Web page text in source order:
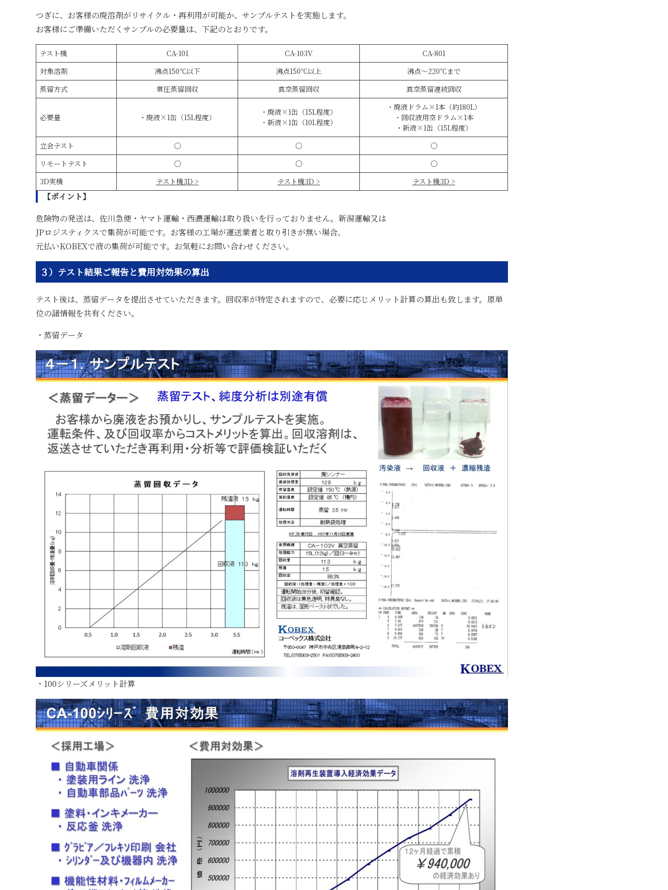
つぎに、お客様の廃溶剤がリサイクル・再利用が可能か、サンプルテストを実施します。
お客様にご準備いただくサンプルの必要量は、下記のとおりです。
テスト機 CA-101 CA-103V
CA-801
対象溶剤
沸点150℃以下 沸点150℃以上
沸点～220℃まで
蒸留方式
常圧蒸留回収 真空蒸留回収 真空蒸留連続回収
必要量 ・廃液×1缶（15L程度）
・廃液×1缶（15L程度）
・新液×1缶（10L程度）
・廃液ドラム×1本（約180L）
・回収液用空ドラム×1本
・新液×1缶（15L程度）
立会テスト
〇 〇
〇
リモートテスト
〇 〇
〇
3D実機
テスト機3D > テスト機3D > テスト機3D >
【ポイント】
危険物の発送は、佐川急便・ヤマト運輸・西濃運輸は取り扱いを行っておりません。新潟運輸又は
JPロジスティクスで集荷が可能です。お客様の工場が運送業者と取り引きが無い場合、
元払いKOBEXで液の集荷が可能です。お気軽にお問い合わせください。
３）テスト結果ご報告と費用対効果の算出
テスト後は、蒸留データを提出させていただきます。回収率が特定されますので、必要に応じメリット計算の算出も致します。原単
位の諸情報を共有ください。
・蒸留データ
・100シリーズメリット計算